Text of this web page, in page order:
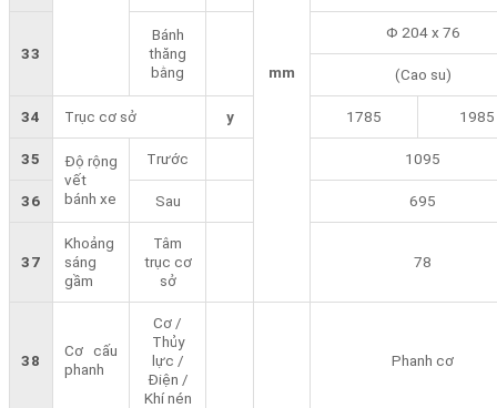
mm
33
Bánh
thăng
bằng
Φ 204 x 76
(Cao su)
34 Trục cơ sở y 1785 1985
35
Độ rộng
vết
bánh xe
Trước 1095
36 Sau 695
37
Khoảng
sáng
gầm
Tâm
trục cơ
sở
78
38
Cơ cấu
phanh
Cơ /
Thủy
lực /
Điện /
Khí nén
Phanh cơ